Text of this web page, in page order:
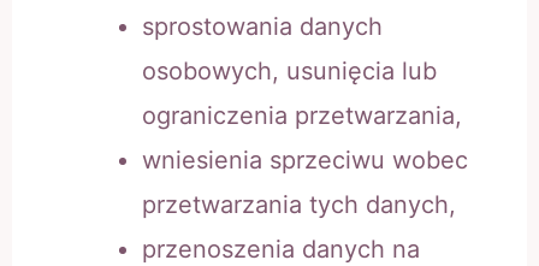
sprostowania danych
osobowych, usunięcia lub
ograniczenia przetwarzania,
wniesienia sprzeciwu wobec
przetwarzania tych danych,
przenoszenia danych na